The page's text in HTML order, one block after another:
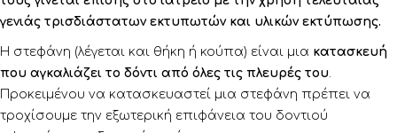
γενιάς τρισδιάστατων εκτυπωτών και υλικών εκτύπωσης.
Η στεφάνη (λέγεται και θήκη ή κούπα) είναι μια κατασκευή
που αγκαλιάζει το δόντι από όλες τις πλευρές του.
Προκειμένου να κατασκευαστεί μια στεφάνη πρέπει να
τροχίσουμε την εξωτερική επιφάνεια του δοντιού